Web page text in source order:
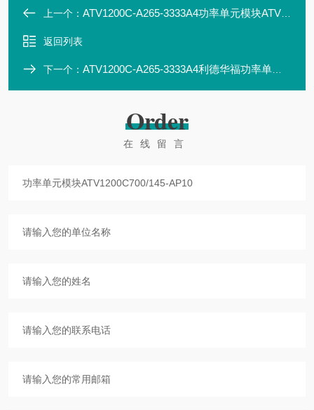
上一个： ATV1200C-A265-3333A4功率单元模块ATV1200C700/140-AP10
返回列表
下一个： ATV1200C-A265-3333A4利德华福功率单元ATV1200C700/150-AN01
Order
在线留言